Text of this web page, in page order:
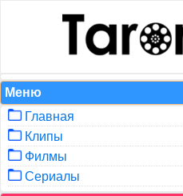
Меню
Главная
Клипы
Филмы
Сериалы